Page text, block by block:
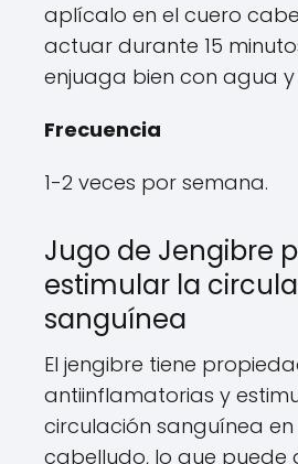
aplícalo en el cuero
actuar durante 15
enjuaga bien con agua
Frecuencia
1-2 veces por semana.
Jugo de Jengibre
estimular la
sanguínea
El jengibre tiene
antiinflamatorias y
circulación sanguínea en
cabelludo, lo que puede